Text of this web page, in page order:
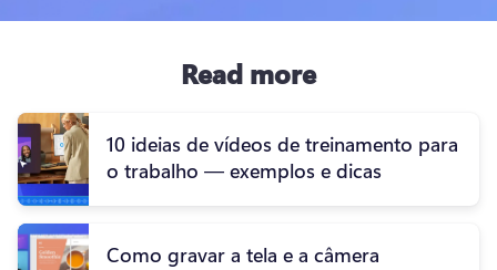
Read more
10 ideias de vídeos de treinamento para
o trabalho — exemplos e dicas
Como gravar a tela e a câmera